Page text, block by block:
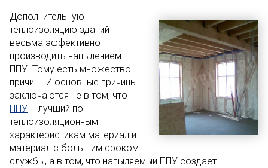
Дополнительную
теплоизоляцию зданий
весьма эффективно
производить напылением
ППУ. Тому есть множество
причин. И основные причины
заключаются не в том, что
ППУ – лучший по
теплоизоляционным
характеристикам материал и
материал с большим сроком
службы, а в том, что напыляемый ППУ создает